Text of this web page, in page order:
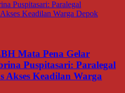
Mata Pena Gelar
Puspitasari: Paralegal
Akses Keadilan Warga